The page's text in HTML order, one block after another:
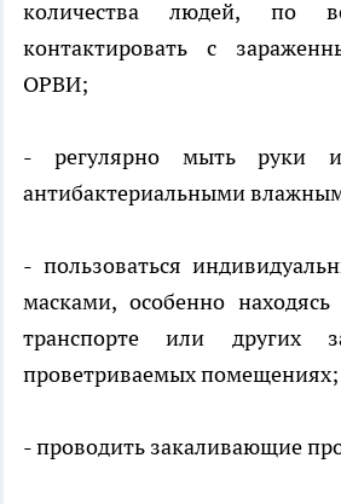
количества людей, по
контактировать с
ОРВИ;
- регулярно мыть руки
антибактериальными
- пользоваться
масками, особенно
транспорте или других
проветриваемых помещениях;
- проводить закаливающие